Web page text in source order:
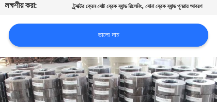
উদ্ধৃতির
জন্য
আবেদন
সাইট
ম্যাপ
লক্ষণীয় করা:
ট্র্যাক্টর ক্রেন বোট ব্রেক ব্যান্ড রিলেনিং,বোনা ব্রেক ব্যান্ড পুনরায় আবরণ
ভালো দাম